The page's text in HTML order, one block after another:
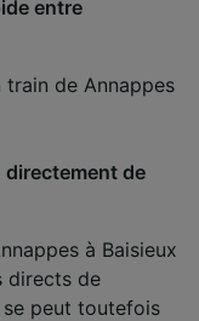
entre
de Annappes
directement de
à Baisieux
directs de
se peut toutefois